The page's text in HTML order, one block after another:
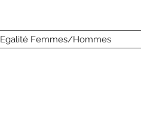
Egalité Femmes/Hommes